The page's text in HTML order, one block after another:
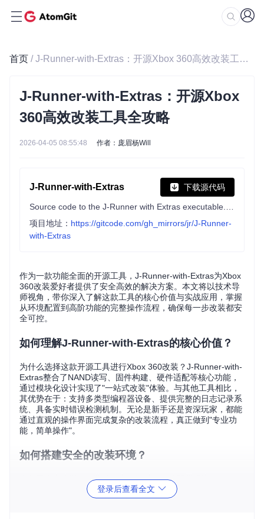
首页 / J-Runner-with-Extras：开源Xbox 360高效改装工具全攻略
J-Runner-with-Extras：开源Xbox
360高效改装工具全攻略
2026-04-05 08:55:48 作者：庞眉杨Will
J-Runner-with-Extras 下载源代码
项目地址： https://gitcode.com/gh_mirrors/jr/J-Runner-
with-Extras
作为一款功能全面的开源工具，J-Runner-with-Extras为Xbox
360改装爱好者提供了安全高效的解决方案。本文将以技术导
师视角，带你深入了解这款工具的核心价值与实战应用，掌握
从环境配置到高阶功能的完整操作流程，确保每一步改装都安
全可控。
如何理解J-Runner-with-Extras的核心价值？
为什么选择这款开源工具进行Xbox 360改装？J-Runner-with-
Extras整合了NAND读写、固件构建、硬件适配等核心功能，
通过模块化设计实现了"一站式改装"体验。与其他工具相比，
其优势在于：支持多类型编程器设备、提供完整的日志记录系
统、具备实时错误检测机制。无论是新手还是资深玩家，都能
通过直观的操作界面完成复杂的改装流程，真正做到"专业功
能，简单操作"。
如何搭建安全的改装环境？
准备工作直接影响改装成功率，按以下步骤配置环境：
登录后查看全文